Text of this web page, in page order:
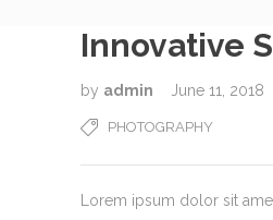
Innovative
by admin June 11, 2018
PHOTOGRAPHY
Lorem ipsum dolor sit